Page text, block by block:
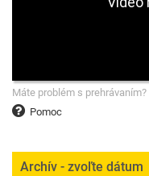
Pomoc
Máte problém s prehrávaním?
Archív - zvoľte dátum